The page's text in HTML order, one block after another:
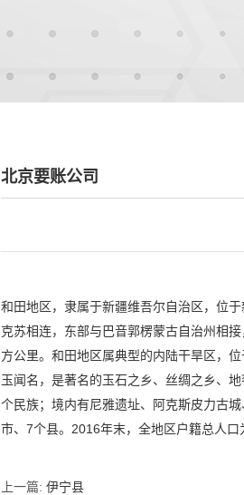
北京要账公司
和田地区，隶属于新疆维吾尔自治区，位
克苏相连，东部与巴音郭楞蒙古自治州相
方公里。和田地区属典型的内陆干旱区，
玉闻名，是著名的玉石之乡、丝绸之乡、
个民族；境内有尼雅遗址、阿克斯皮力古
市、7个县。2016年末，全地区户籍总人
上一篇: 伊宁县